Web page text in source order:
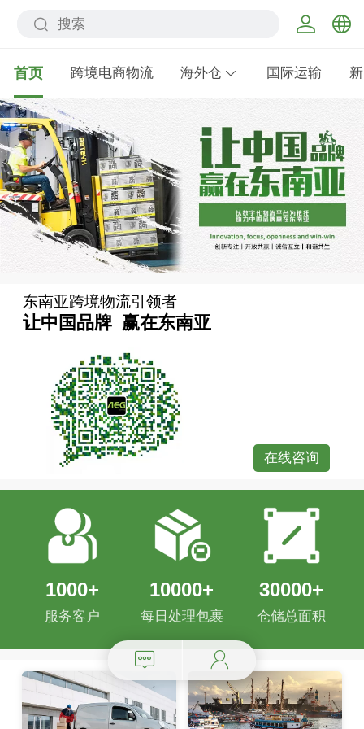
中文
English
首页 跨境电商物流 海外仓 国际运输
东南亚跨境物流引领者
让中国品牌 赢在东南亚
在线咨询
1000+
服务客户
10000+
每日处理包裹
30000+
仓储总面积